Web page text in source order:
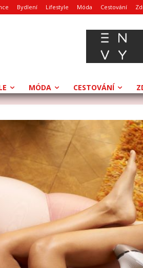
Bydlení Lifestyle Móda Cestování
MÓDA CESTOVÁNÍ